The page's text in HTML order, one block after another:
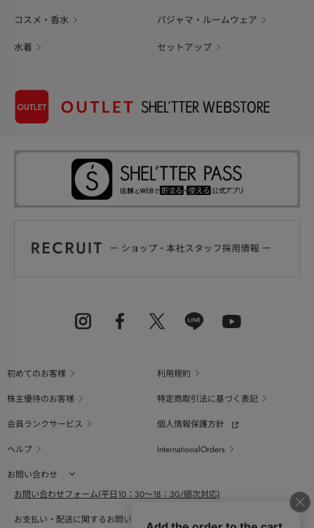
コスメ・香水 パジャマ・ルームウェア
水着 セットアップ
初めてのお客様
利用規約
株主優待のお客様
特定商取引法に基づく表記
会員ランクサービス
個人情報保護方針
ヘルプ
InternationalOrders
お問い合わせ
お問い合わせフォーム(平日10：30～18：30/順次対応)
お支払い・配送に関するお問い合わせ（平日10：30～18：00）